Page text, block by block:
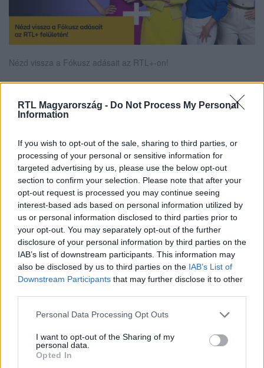
RTL Magyarország - Do Not Process My Personal
Information
If you wish to opt-out of the sale, sharing to third parties, or
processing of your personal or sensitive information for
targeted advertising by us, please use the below opt-out
section to confirm your selection. Please note that after your
opt-out request is processed you may continue seeing
interest-based ads based on personal information utilized by
us or personal information disclosed to third parties prior to
your opt-out. You may separately opt-out of the further
disclosure of your personal information by third parties on the
IAB’s list of downstream participants. This information may
also be disclosed by us to third parties on the IAB’s List of
Downstream Participants that may further disclose it to other
Please note that this website/app uses one or more Google
not limited to your visit or usage behaviour. You may click to
grant or deny consent to Google and its third-party tags to
use your data for below specified purposes in below Google
Personal Data Processing Opt Outs
I want to opt-out of the Sharing of my
personal data.
Opted In
Nézd vissza a Fókusz adásait az RTL+-on!
Itt állítsd be, hogy az RTL.hu az elsők között
Kövess minket, és értesülj a friss hírekről a